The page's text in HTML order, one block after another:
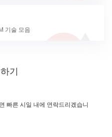
기술 모음
기
빠른 시일 내에 연락드리겠습니